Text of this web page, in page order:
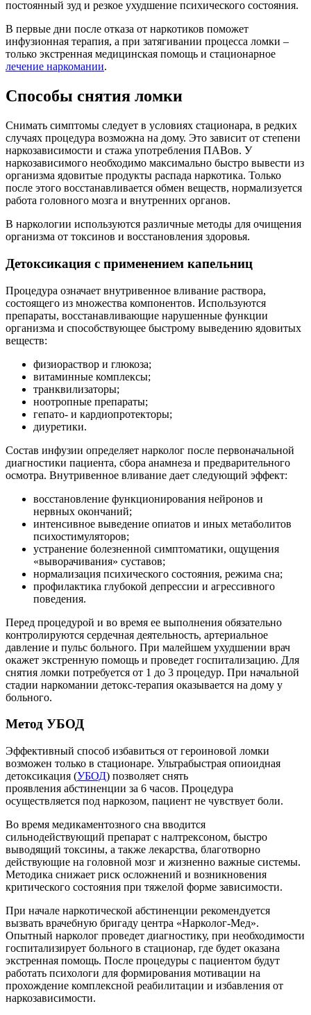
постоянный зуд и резкое ухудшение психического состояния.
В первые дни после отказа от наркотиков поможет
инфузионная терапия, а при затягивании процесса ломки –
только экстренная медицинская помощь и стационарное
лечение наркомании.
Способы снятия ломки
Снимать симптомы следует в условиях стационара, в редких
случаях процедура возможна на дому. Это зависит от степени
наркозависимости и стажа употребления ПАВов. У
наркозависимого необходимо максимально быстро вывести из
организма ядовитые продукты распада наркотика. Только
после этого восстанавливается обмен веществ, нормализуется
работа головного мозга и внутренних органов.
В наркологии используются различные методы для очищения
организма от токсинов и восстановления здоровья.
Детоксикация с применением капельниц
Процедура означает внутривенное вливание раствора,
состоящего из множества компонентов. Используются
препараты, восстанавливающие нарушенные функции
организма и способствующее быстрому выведению ядовитых
веществ:
физиораствор и глюкоза;
витаминные комплексы;
транквилизаторы;
ноотропные препараты;
гепато- и кардиопротекторы;
диуретики.
Состав инфузии определяет нарколог после первоначальной
диагностики пациента, сбора анамнеза и предварительного
осмотра. Внутривенное вливание дает следующий эффект:
восстановление функционирования нейронов и
нервных окончаний;
интенсивное выведение опиатов и иных метаболитов
психостимуляторов;
устранение болезненной симптоматики, ощущения
«выворачивания» суставов;
нормализация психического состояния, режима сна;
профилактика глубокой депрессии и агрессивного
поведения.
Перед процедурой и во время ее выполнения обязательно
контролируются сердечная деятельность, артериальное
давление и пульс больного. При малейшем ухудшении врач
окажет экстренную помощь и проведет госпитализацию. Для
снятия ломки потребуется от 1 до 3 процедур. При начальной
стадии наркомании детокс-терапия оказывается на дому у
больного.
Метод УБОД
Эффективный способ избавиться от героиновой ломки
возможен только в стационаре. Ультрабыстрая опиоидная
детоксикация (УБОД) позволяет снять
проявления абстиненции за 6 часов. Процедура
осуществляется под наркозом, пациент не чувствует боли.
Во время медикаментозного сна вводится
сильнодействующий препарат с налтрексоном, быстро
выводящий токсины, а также лекарства, благотворно
действующие на головной мозг и жизненно важные системы.
Методика снижает риск осложнений и возникновения
критического состояния при тяжелой форме зависимости.
При начале наркотической абстиненции рекомендуется
вызвать врачебную бригаду центра «Нарколог-Мед».
Опытный нарколог проведет диагностику, при необходимости
госпитализирует больного в стационар, где будет оказана
экстренная помощь. После процедуры с пациентом будут
работать психологи для формирования мотивации на
прохождение комплексной реабилитации и избавления от
наркозависимости.